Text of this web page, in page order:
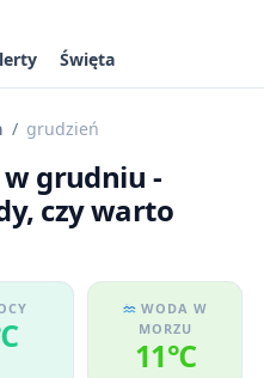
Święta
grudzień
w grudniu -
czy warto
WODA W
MORZU
11℃